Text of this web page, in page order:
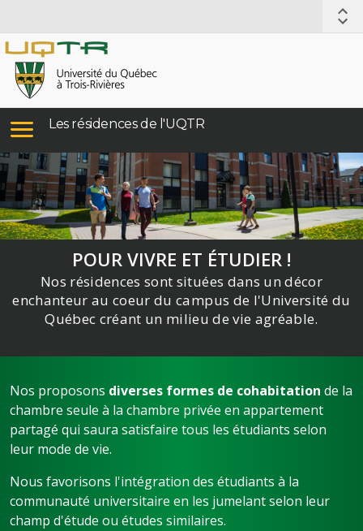
Les résidences de l'UQTR
POUR VIVRE ET ÉTUDIER !
Nos résidences sont situées dans un décor
enchanteur au coeur du campus de l'Université du
Québec créant un milieu de vie agréable.
Nos proposons diverses formes de cohabitation de la
chambre seule à la chambre privée en appartement
partagé qui saura satisfaire tous les étudiants selon
leur mode de vie.
Nous favorisons l'intégration des étudiants à la
communauté universitaire en les jumelant selon leur
champ d'étude ou études similaires.